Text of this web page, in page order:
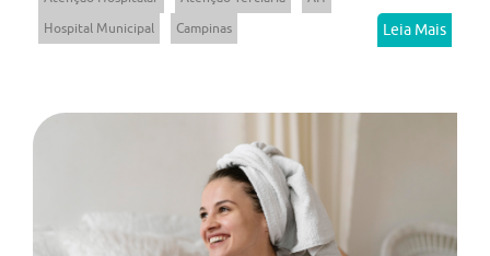
Hospital Municipal
Campinas Leia Mais